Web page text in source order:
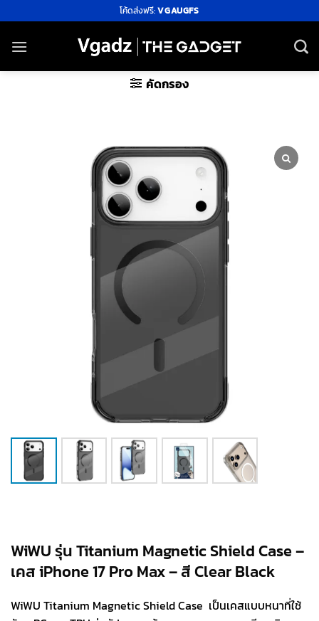
ไป
ยัง
โค้ดส่งฟรี:VGAUGFS
คัดกรอง
WiWU รุ่น Titanium Magnetic Shield Case –
เคส iPhone 17 Pro Max – สี Clear Black
WiWU Titanium Magnetic Shield Case เป็นเคสแบบหนาที่ใช้